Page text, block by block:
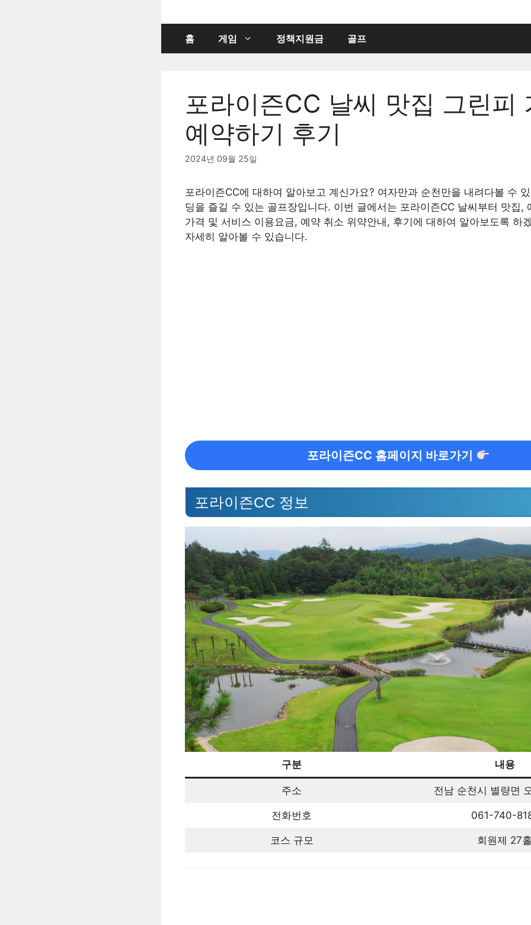
홈 게임 정책지원금 골프
포라이즌CC 날씨 맛집 그린피
예약하기 후기
2024년 09월 25일
포라이즌CC에 대하여 알아보고 계신가요? 여자만과 순천만을 내려다볼 수
딩을 즐길 수 있는 골프장입니다. 이번 글에서는 포라이즌CC 날씨부터 맛집,
가격 및 서비스 이용요금, 예약 취소 위약안내, 후기에 대하여 알아보도록 하
자세히 알아볼 수 있습니다.
포라이즌CC 홈페이지 바로가기
포라이즌CC 정보
구분 내용
주소 전남 순천시 별량면
전화번호 061-740-
코스 규모 회원제 27